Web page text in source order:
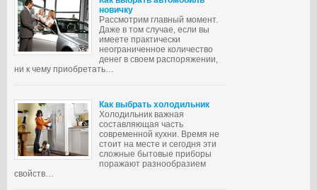
новичку
Рассмотрим главный момент.
Даже в том случае, если вы
имеете практически
неограниченное количество
денег в своем распоряжении,
ни к чему приобретать…
Как выбрать холодильник
Холодильник важная
составляющая часть
современной кухни. Время не
стоит на месте и сегодня эти
сложные бытовые приборы
поражают разнообразием
свойств…